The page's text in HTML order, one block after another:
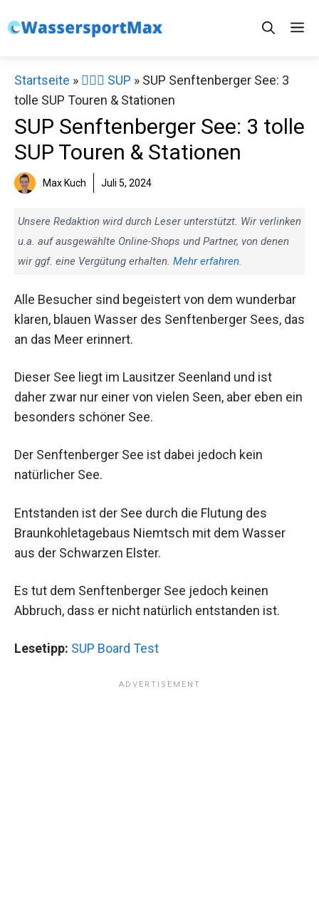
Inhalt
Startseite » 🏄‍♀️🛶 SUP » SUP Senftenberger See: 3
tolle SUP Touren & Stationen
SUP Senftenberger See: 3 tolle
SUP Touren & Stationen
Max Kuch Juli 5, 2024
Unsere Redaktion wird durch Leser unterstützt. Wir verlinken
u.a. auf ausgewählte Online-Shops und Partner, von denen
wir ggf. eine Vergütung erhalten. Mehr erfahren.
Alle Besucher sind begeistert von dem wunderbar
klaren, blauen Wasser des Senftenberger Sees, das
an das Meer erinnert.
Dieser See liegt im Lausitzer Seenland und ist
daher zwar nur einer von vielen Seen, aber eben ein
besonders schöner See.
Der Senftenberger See ist dabei jedoch kein
natürlicher See.
Entstanden ist der See durch die Flutung des
Braunkohletagebaus Niemtsch mit dem Wasser
aus der Schwarzen Elster.
Es tut dem Senftenberger See jedoch keinen
Abbruch, dass er nicht natürlich entstanden ist.
Lesetipp: SUP Board Test